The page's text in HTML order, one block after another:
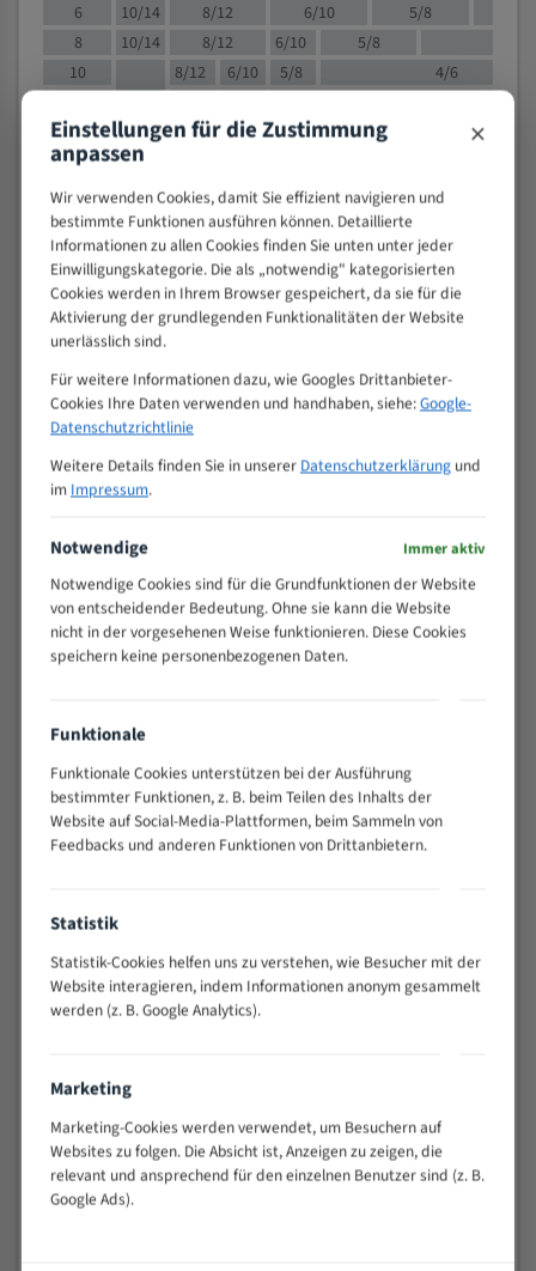
6
10/14 8/12 6/10
5/8
8
10/14 8/12 6/10 5/8
10
8/12 6/10 5/8
4/6
15
8/12 6/10
4/5
20
30
4/5
50
80
> 100
VOLLMATERIAL
M (mm)
Zähne pro
Zoll (ZpZ))
>
10/14
15 - 40
8/12
25 - 50
35 - 70
80 - 180
3/4
130 -
350
2/3
200 -
> 500
0,75/1,25
Vorteile:
Widerstandsfähig gegen Zahnbruch auch bei
schwierigen Werkstücken (Materialmischung,
wechselnde Verbindungslängen)
Sehr geringe Vibration
Technische Beschreibung:
Positiver Spanwinkel
Bandkörper aus hochlegiertem Federstahl
Einstellungen für die Zustimmung
anpassen ×
Wir verwenden Cookies, damit Sie effizient navigieren und
bestimmte Funktionen ausführen können. Detaillierte
Informationen zu allen Cookies finden Sie unten unter jeder
Einwilligungskategorie. Die als „notwendig" kategorisierten
Cookies werden in Ihrem Browser gespeichert, da sie für die
Aktivierung der grundlegenden Funktionalitäten der Website
unerlässlich sind.
Für weitere Informationen dazu, wie Googles Drittanbieter-
Cookies Ihre Daten verwenden und handhaben, siehe:Google-
Datenschutzrichtlinie
Weitere Details finden Sie in unserer Datenschutzerklärungund
im Impressum.
Notwendige Immer aktiv
Notwendige Cookies sind für die Grundfunktionen der Website
von entscheidender Bedeutung. Ohne sie kann die Website
nicht in der vorgesehenen Weise funktionieren. Diese Cookies
speichern keine personenbezogenen Daten.
Funktionale
Funktionale Cookies unterstützen bei der Ausführung
bestimmter Funktionen, z. B. beim Teilen des Inhalts der
Website auf Social-Media-Plattformen, beim Sammeln von
Feedbacks und anderen Funktionen von Drittanbietern.
Statistik
Statistik-Cookies helfen uns zu verstehen, wie Besucher mit der
Website interagieren, indem Informationen anonym gesammelt
werden (z. B. Google Analytics).
Marketing
Marketing-Cookies werden verwendet, um Besuchern auf
Websites zu folgen. Die Absicht ist, Anzeigen zu zeigen, die
relevant und ansprechend für den einzelnen Benutzer sind (z. B.
Google Ads).